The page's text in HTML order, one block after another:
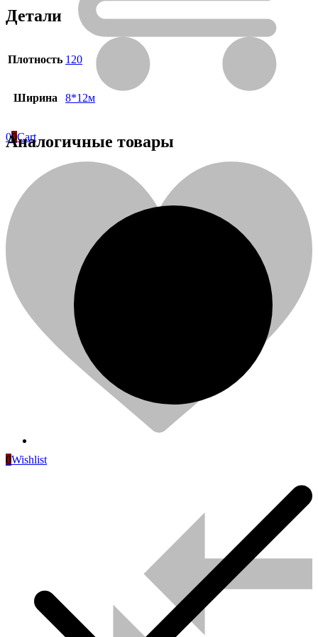
00Cart
0Wishlist
с
люверсами
Детали
Плотность 120
Ширина 8*12м
Аналогичные товары